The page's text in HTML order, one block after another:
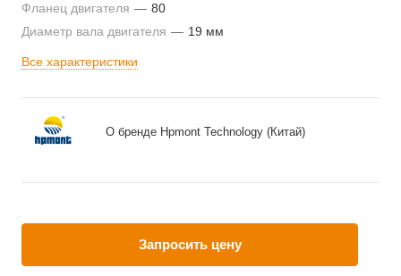
Фланец двигателя — 80
Диаметр вала двигателя — 19 мм
Все характеристики
О бренде Hpmont Technology (Китай)
Запросить цену